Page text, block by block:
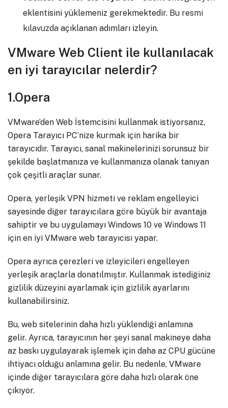
eklentisini yüklemeniz gerekmektedir. Bu resmi
kılavuzda açıklanan adımları izleyin.
VMware Web Client ile kullanılacak
en iyi tarayıcılar nelerdir?
1.Opera
VMware’den Web İstemcisini kullanmak istiyorsanız,
Opera Tarayıcı PC’nize kurmak için harika bir
tarayıcıdır. Tarayıcı, sanal makinelerinizi sorunsuz bir
şekilde başlatmanıza ve kullanmanıza olanak tanıyan
çok çeşitli araçlar sunar.
Opera, yerleşik VPN hizmeti ve reklam engelleyici
sayesinde diğer tarayıcılara göre büyük bir avantaja
sahiptir ve bu uygulamayı Windows 10 ve Windows 11
için en iyi VMware web tarayıcısı yapar.
Opera ayrıca çerezleri ve izleyicileri engelleyen
yerleşik araçlarla donatılmıştır. Kullanmak istediğiniz
gizlilik düzeyini ayarlamak için gizlilik ayarlarını
kullanabilirsiniz.
Bu, web sitelerinin daha hızlı yüklendiği anlamına
gelir. Ayrıca, tarayıcının her şeyi sanal makineye daha
az baskı uygulayarak işlemek için daha az CPU gücüne
ihtiyacı olduğu anlamına gelir. Bu nedenle, VMware
içinde diğer tarayıcılara göre daha hızlı olarak öne
çıkıyor.